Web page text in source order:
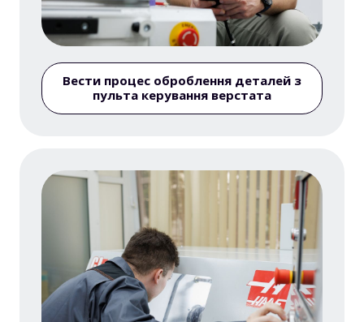
Вести процес оброблення деталей з
пульта керування верстата